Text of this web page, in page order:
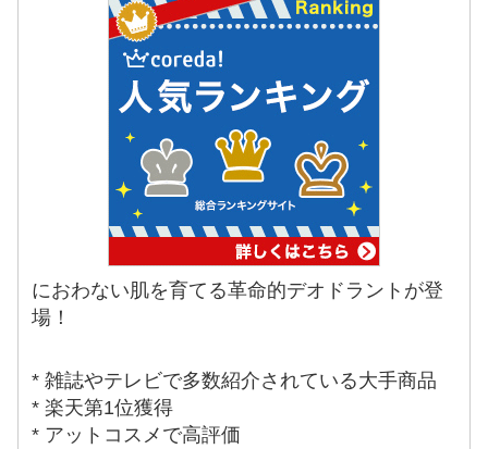
におわない肌を育てる革命的デオドラントが登
場！
* 雑誌やテレビで多数紹介されている大手商品
* 楽天第1位獲得
* アットコスメで高評価